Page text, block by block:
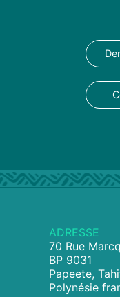
ADRESSE
70 Rue
BP 9031
Papeete,
Polynésie